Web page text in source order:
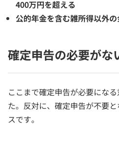
400万円を超える
公的年金を含む雑所得以外
確定申告の必要がな
ここまで確定申告が必要にな
た。反対に、確定申告が不要
スです。